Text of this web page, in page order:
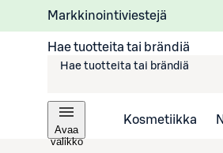
Markkinointiviestejä
Hae tuotteita tai brändiä
Avaa
valikko
Kosmetiikka